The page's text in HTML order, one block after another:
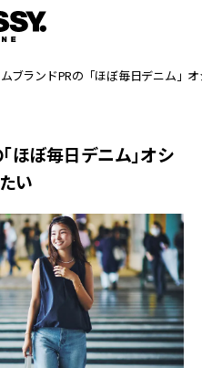
ブランドPRの「ほぼ毎日デニム」
ほぼ毎日デニム」オシ
い